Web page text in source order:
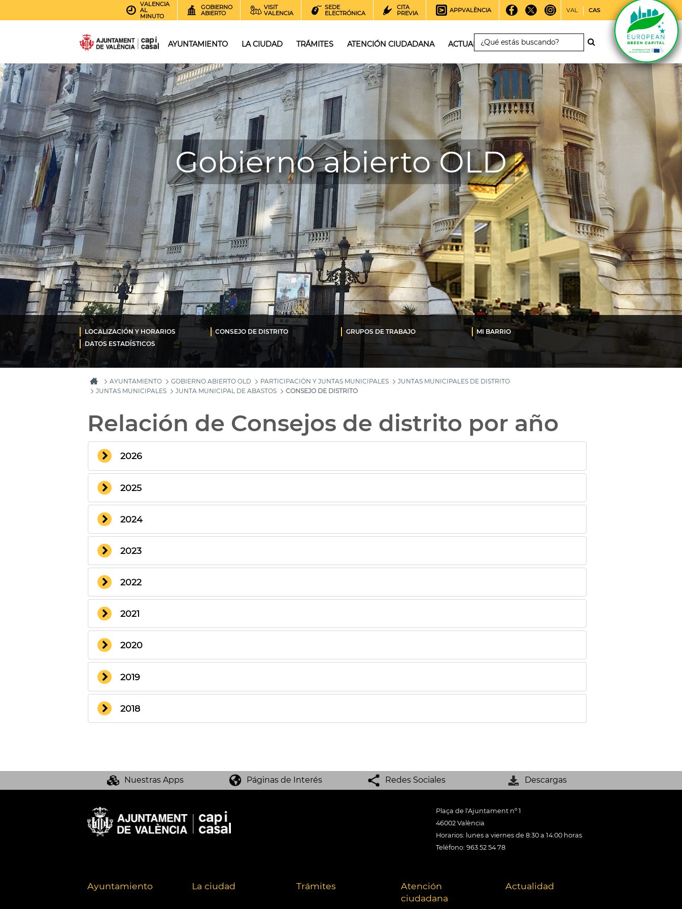
VALENCIA
AL
MINUTO
GOBIERNO
ABIERTO
VISIT
VALENCIA
SEDE
ELECTRÓNICA
CITA
PREVIA
APPVALÈNCIA VAL CAS
AYUNTAMIENTO LA CIUDAD TRÁMITES ATENCIÓN CIUDADANA ACTUALIDAD
Gobierno abierto OLD
LOCALIZACIÓN Y HORARIOS CONSEJO DE DISTRITO GRUPOS DE TRABAJO
MI BARRIO
DATOS ESTADÍSTICOS
AYUNTAMIENTO GOBIERNO ABIERTO OLD PARTICIPACIÓN Y JUNTAS MUNICIPALES
JUNTAS MUNICIPALES DE DISTRITO
JUNTAS MUNICIPALES
JUNTA MUNICIPAL DE ABASTOS CONSEJO DE DISTRITO
Relación de Consejos de distrito por año
2026
2025
2024
2023
2022
2021
2020
2019
2018
Nuestras Apps Páginas de Interés Redes Sociales Descargas
Plaça de l'Ajuntament nº 1
46002 València
Horarios: lunes a viernes de 8:30 a 14:00 horas
Teléfono: 963 52 54 78
Ayuntamiento La ciudad Trámites
Atención
ciudadana
Actualidad